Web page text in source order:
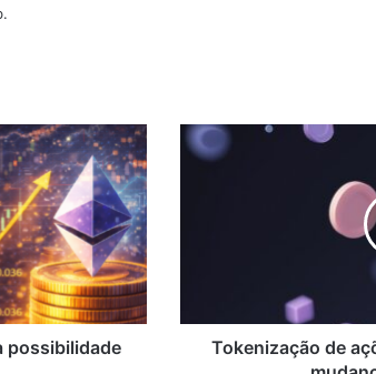
possibilidade
Tokenização
de
para
Tokenização de